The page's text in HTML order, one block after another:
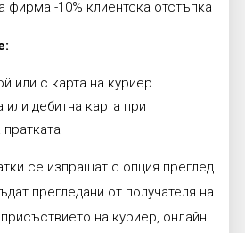
фирма -10% клиентска отстъпка
или с карта на куриер
или дебитна карта при
се изпращат с опция преглед
прегледани от получателя на
на куриер, онлайн